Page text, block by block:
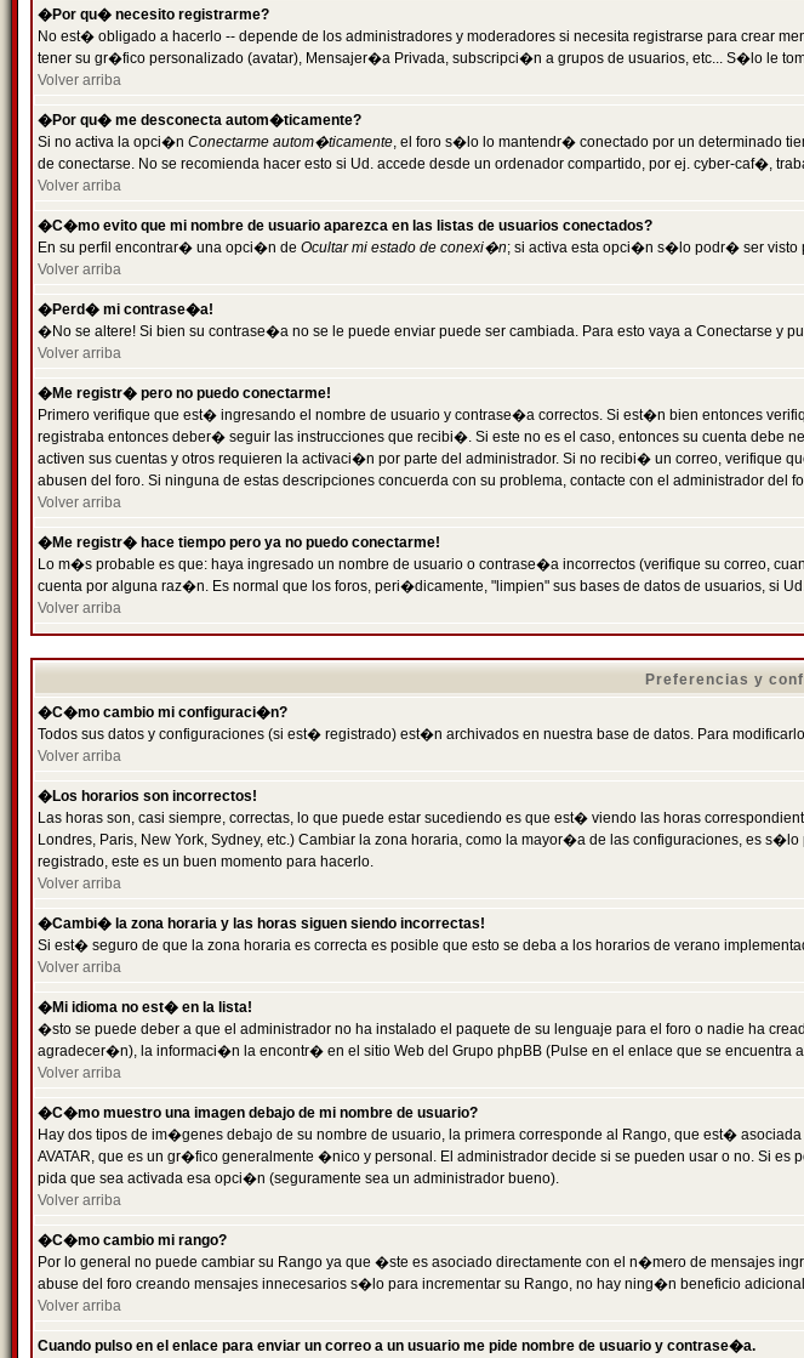
�Por qu� necesito registrarme?
No est� obligado a hacerlo -- depende de los administradores y moderadores si necesita registrarse para crear
tener su gr�fico personalizado (avatar), Mensajer�a Privada, subscripci�n a grupos de usuarios, etc... S�lo le
Volver arriba
�Por qu� me desconecta autom�ticamente?
Si no activa la opci�n Conectarme autom�ticamente, el foro s�lo lo mantendr� conectado por un determinado
de conectarse. No se recomienda hacer esto si Ud. accede desde un ordenador compartido, por ej. cyber-caf�,
Volver arriba
�C�mo evito que mi nombre de usuario aparezca en las listas de usuarios conectados?
En su perfil encontrar� una opci�n de Ocultar mi estado de conexi�n; si activa esta opci�n s�lo podr� ser visto
Volver arriba
�Perd� mi contrase�a!
�No se altere! Si bien su contrase�a no se le puede enviar puede ser cambiada. Para esto vaya a Conectarse y
Volver arriba
�Me registr� pero no puedo conectarme!
Primero verifique que est� ingresando el nombre de usuario y contrase�a correctos. Si est�n bien entonces
registraba entonces deber� seguir las instrucciones que recibi�. Si este no es el caso, entonces su cuenta
activen sus cuentas y otros requieren la activaci�n por parte del administrador. Si no recibi� un correo, verifique
abusen del foro. Si ninguna de estas descripciones concuerda con su problema, contacte con el administrador del
Volver arriba
�Me registr� hace tiempo pero ya no puedo conectarme!
Lo m�s probable es que: haya ingresado un nombre de usuario o contrase�a incorrectos (verifique su correo,
cuenta por alguna raz�n. Es normal que los foros, peri�dicamente, "limpien" sus bases de datos de usuarios, si
Volver arriba
Preferencias y
�C�mo cambio mi configuraci�n?
Todos sus datos y configuraciones (si est� registrado) est�n archivados en nuestra base de datos. Para
Volver arriba
�Los horarios son incorrectos!
Las horas son, casi siempre, correctas, lo que puede estar sucediendo es que est� viendo las horas
Londres, Paris, New York, Sydney, etc.) Cambiar la zona horaria, como la mayor�a de las configuraciones, es
registrado, este es un buen momento para hacerlo.
Volver arriba
�Cambi� la zona horaria y las horas siguen siendo incorrectas!
Si est� seguro de que la zona horaria es correcta es posible que esto se deba a los horarios de verano
Volver arriba
�Mi idioma no est� en la lista!
�sto se puede deber a que el administrador no ha instalado el paquete de su lenguaje para el foro o nadie ha
agradecer�n), la informaci�n la encontr� en el sitio Web del Grupo phpBB (Pulse en el enlace que se encuentra
Volver arriba
�C�mo muestro una imagen debajo de mi nombre de usuario?
Hay dos tipos de im�genes debajo de su nombre de usuario, la primera corresponde al Rango, que est�
AVATAR, que es un gr�fico generalmente �nico y personal. El administrador decide si se pueden usar o no. Si
pida que sea activada esa opci�n (seguramente sea un administrador bueno).
Volver arriba
�C�mo cambio mi rango?
Por lo general no puede cambiar su Rango ya que �ste es asociado directamente con el n�mero de mensajes
abuse del foro creando mensajes innecesarios s�lo para incrementar su Rango, no hay ning�n beneficio
Volver arriba
Cuando pulso en el enlace para enviar un correo a un usuario me pide nombre de usuario y contrase�a.